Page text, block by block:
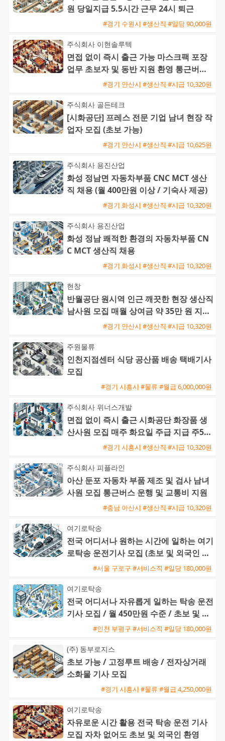
원 당일지급 5.5시간 근무 24시 퇴근
#경기 수원시 #생산직 #일당 90,000원
주식회사 이현솔루텍
면접 없이 즉시 출근 가능 마스크팩 포장
업무 초보자 및 동반 지원 환영 통근버스
#경기 안산시 #생산직 #시급 10,320원
주식회사 골든테크
[시화공단] 프레스 전문 기업 남녀 현장 작
업자 모집 (초보 가능)
#경기 안산시 #생산직 #시급 10,625원
주식회사 용진산업
화성 정남면 자동차부품 CNC MCT 생산
직 채용 (월 400만원 이상 / 기숙사 제공)
#경기 화성시 #생산직 #시급 10,320원
주식회사 용진산업
화성 정남 쾌적한 환경의 자동차부품 CN
C MCT 생산직 채용
#경기 화성시 #생산직 #시급 10,320원
현창
반월공단 원시역 인근 깨끗한 현장 생산직
남사원 모집 매월 상여금 약 35만 원 지급
및 삼시세끼 제공#경기 안산시 #생산직 #시급 10,320원
주원물류
인천지점센터 식당 공산품 배송 택배기사
모집
#경기 시흥시 #물류 #월급 6,000,000원
주식회사 위너스개발
면접 없이 즉시 출근 시화공단 화장품 생
산사원 모집 매주 화요일 주급 지급 주5일
#경기 시흥시 #생산직 #시급 10,320원
주식회사 피플라인
아산 둔포 자동차 부품 제조 및 검사 남녀
사원 모집 통근버스 운행 및 교통비 지원
#충남 아산시 #생산직 #시급 10,320원
여기로탁송
전국 어디서나 원하는 시간에 일하는 여기
로탁송 운전기사 모집 (초보 및 외국인 환
#서울 구로구 #서비스직 #일당 180,000원
여기로탁송
전국 어디서나 자유롭게 일하는 탁송 운전
기사 모집 / 월 450만원 수준 / 초보 및 외
국인 환영#인천 부평구 #서비스직 #일당 180,000원
(주) 동부로지스
초보 가능 / 고정루트 배송 / 전자상거래
소화물 기사 모집
#경기 시흥시 #물류 #월급 4,250,000원
여기로탁송
자유로운 시간 활용 전국 탁송 운전 기사
모집 자차 없어도 초보 및 외국인 환영